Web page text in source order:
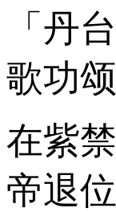
「丹
歌功
在紫
帝退